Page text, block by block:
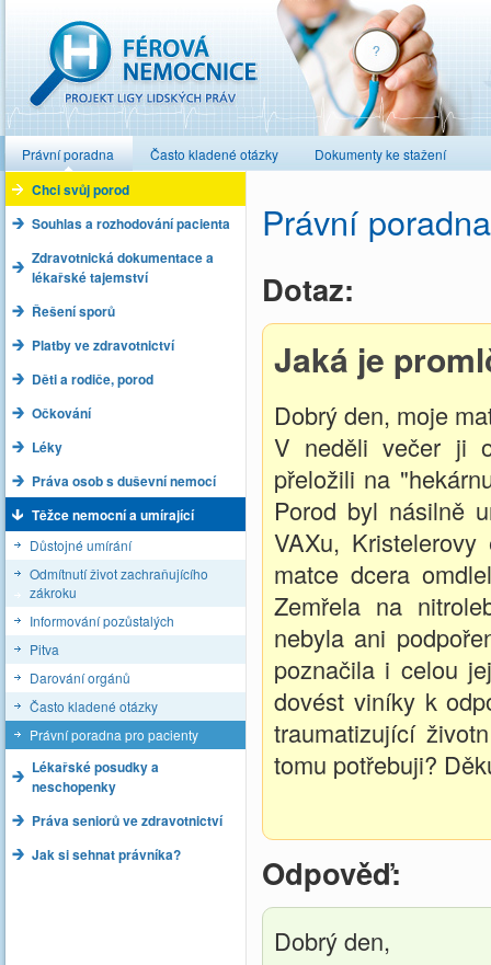
Právní poradna Často kladené otázky Dokumenty ke stažení
Chci svůj porod
Souhlas a rozhodování pacienta
Zdravotnická dokumentace a
lékařské tajemství
Řešení sporů
Platby ve zdravotnictví
Děti a rodiče, porod
Očkování
Léky
Práva osob s duševní nemocí
Těžce nemocní a umírající
Důstojné umírání
Odmítnutí život zachraňujícího
zákroku
Informování pozůstalých
Pitva
Darování orgánů
Často kladené otázky
Právní poradna pro pacienty
Lékařské posudky a
neschopenky
Práva seniorů ve zdravotnictví
Jak si sehnat právníka?
Právní
Dotaz:
Jaká je
Dobrý den, moje
V neděli večer ji
přeložili na
Porod byl násilně
VAXu,
matce dcera
Zemřela na
nebyla ani
poznačila i celou
dovést viníky k
traumatizující
tomu potřebuji?
Odpověď:
Dobrý den,